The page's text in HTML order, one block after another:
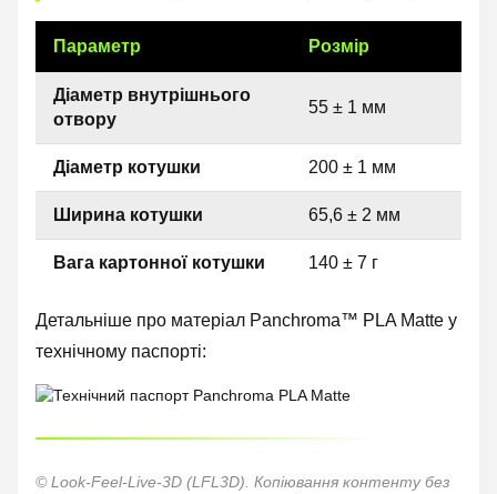
Параметр Розмір
Діаметр внутрішнього
отвору
55 ± 1 мм
Діаметр котушки 200 ± 1 мм
Ширина котушки 65,6 ± 2 мм
Вага картонної котушки 140 ± 7 г
Детальніше про матеріал Panchroma™ PLA Matte у
технічному паспорті:
© Look-Feel-Live-3D (LFL3D). Копіювання контенту без